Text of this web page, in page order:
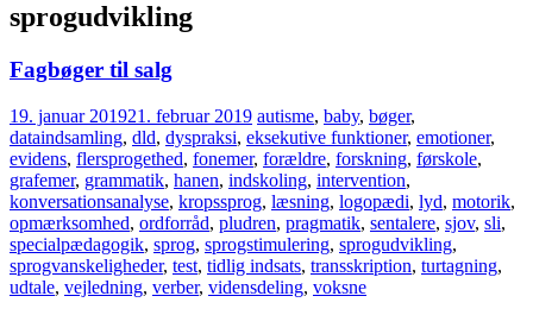
sprogudvikling
Fagbøger til salg
19. januar 201921. februar 2019 autisme, baby, bøger,
dataindsamling, dld, dyspraksi, eksekutive funktioner, emotioner,
evidens, flersprogethed, fonemer, forældre, forskning, førskole,
grafemer, grammatik, hanen, indskoling, intervention,
konversationsanalyse, kropssprog, læsning, logopædi, lyd, motorik,
opmærksomhed, ordforråd, pludren, pragmatik, sentalere, sjov, sli,
specialpædagogik, sprog, sprogstimulering, sprogudvikling,
sprogvanskeligheder, test, tidlig indsats, transskription, turtagning,
udtale, vejledning, verber, vidensdeling, voksne